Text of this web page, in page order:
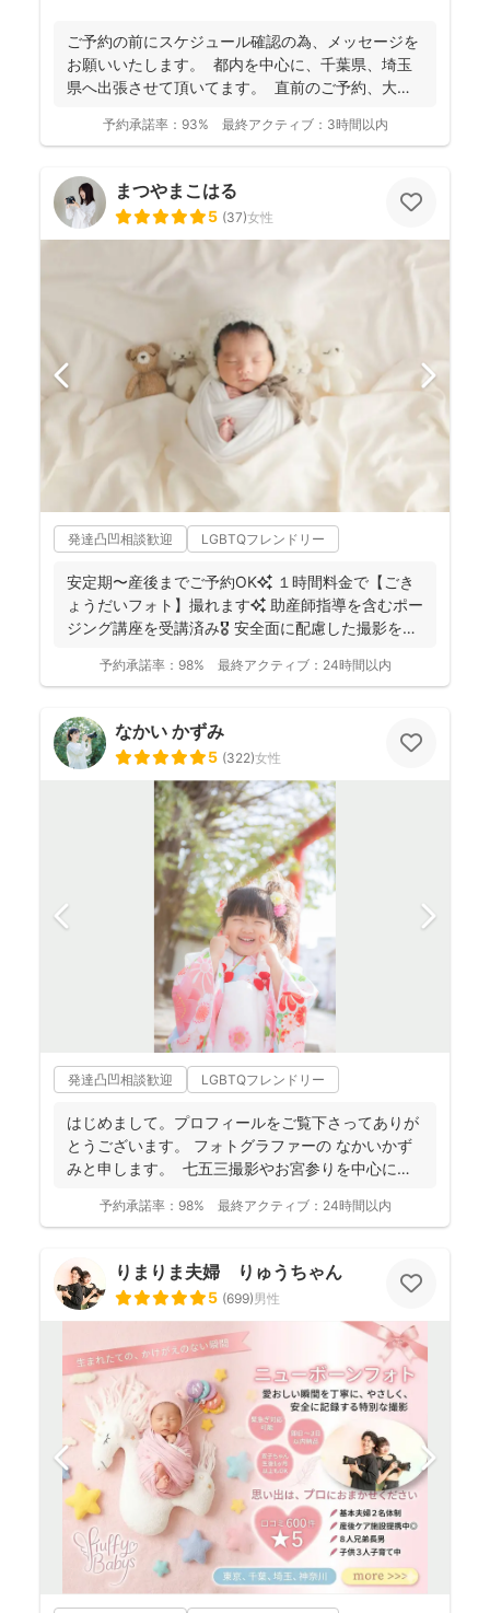
ご予約の前にスケジュール確認の為、 メッセージを
お願いいたします。 都内を中心に、千葉県、埼玉
県へ出張させて頂いてます。 直前のご予約、大歓
予約承諾率： 93% 最終アクティブ： 3時間以内
まつやまこはる
5 (37)女性
発達凸凹相談歓迎 LGBTQフレンドリー
安定期〜産後までご予約OK✨ １時間料金で【ごき
ょうだいフォト】撮れます✨ 助産師指導を含むポー
ジング講座を受講済み🎖️ 安全面に配慮した撮影を行
予約承諾率： 98% 最終アクティブ： 24時間以内
なかい かずみ
5 (322)女性
発達凸凹相談歓迎 LGBTQフレンドリー
はじめまして。プロフィールをご覧下さってありが
とうございます。 フォトグラファーの なかいかず
みと申します。 七五三撮影やお宮参りを中心に家
予約承諾率： 98% 最終アクティブ： 24時間以内
りまりま夫婦 りゅうちゃん
5 (699)男性